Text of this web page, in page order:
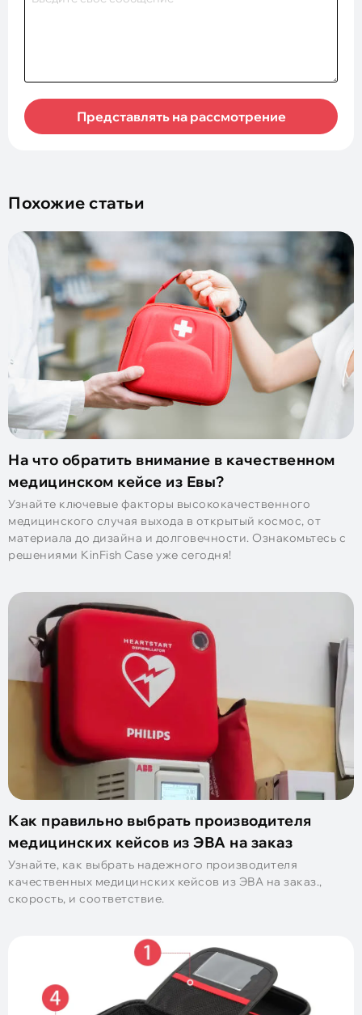
Представлять на рассмотрение
Похожие статьи
На что обратить внимание в качественном
медицинском кейсе из Евы?
Узнайте ключевые факторы высококачественного
медицинского случая выхода в открытый космос, от
материала до дизайна и долговечности. Ознакомьтесь с
решениями KinFish Case уже сегодня!
Как правильно выбрать производителя
медицинских кейсов из ЭВА на заказ
Узнайте, как выбрать надежного производителя
качественных медицинских кейсов из ЭВА на заказ.,
скорость, и соответствие.